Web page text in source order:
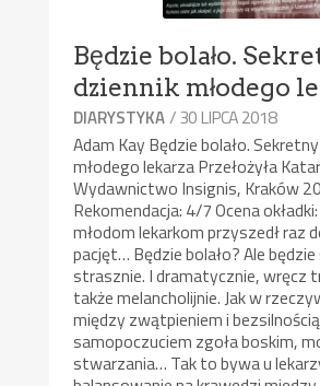
Będzie bolało.
dziennik młodego
DIARYSTYKA/ 30 LIPCA 2018
Adam Kay Będzie bolało.
młodego lekarza Przełożyła
Wydawnictwo Insignis, Kraków
Rekomendacja: 4/7 Ocena
młodom lekarkom przyszedł raz
pacjęt… Będzie bolało? Ale
strasznie. I dramatycznie, wręcz
także melancholijnie. Jak w
między zwątpieniem i
samopoczuciem zgoła boskim,
stwarzania… Tak to bywa u